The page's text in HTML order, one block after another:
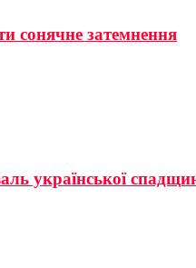
сонячне затемнення
української